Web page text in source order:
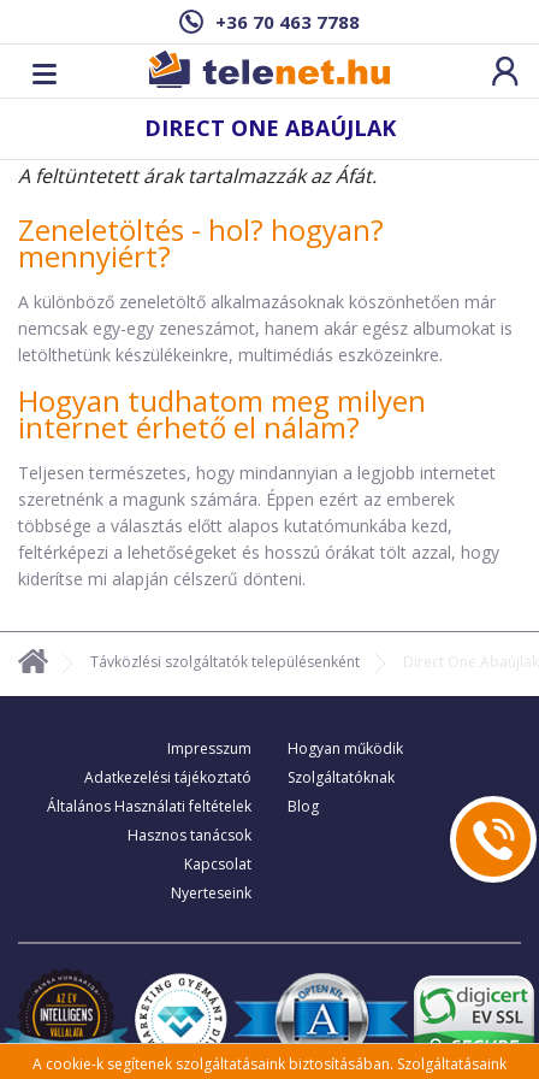
+36 70 463 7788
DIRECT ONE ABAÚJLAK
A feltüntetett árak tartalmazzák az Áfát.
Zeneletöltés - hol? hogyan?
mennyiért?
A különböző zeneletöltő alkalmazásoknak köszönhetően már
nemcsak egy-egy zeneszámot, hanem akár egész albumokat is
letölthetünk készülékeinkre, multimédiás eszközeinkre.
Hogyan tudhatom meg milyen
internet érhető el nálam?
Teljesen természetes, hogy mindannyian a legjobb internetet
szeretnénk a magunk számára. Éppen ezért az emberek
többsége a választás előtt alapos kutatómunkába kezd,
feltérképezi a lehetőségeket és hosszú órákat tölt azzal, hogy
kiderítse mi alapján célszerű dönteni.
Távközlési szolgáltatók településenként Direct One Abaújlak
Impresszum
Adatkezelési tájékoztató
Általános Használati feltételek
Hasznos tanácsok
Kapcsolat
Nyerteseink
Hogyan működik
Szolgáltatóknak
Blog
A cookie-k segítenek szolgáltatásaink biztosításában. Szolgáltatásaink